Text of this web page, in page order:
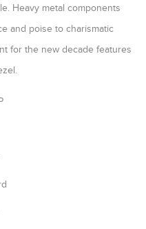
Heavy metal components
and poise to charismatic
for the new decade features